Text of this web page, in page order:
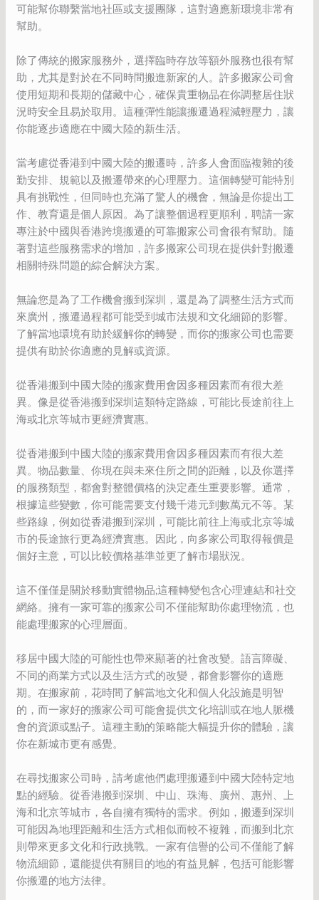
可能幫你聯繫當地社區或支援團隊，這對適應新環境非常有
幫助。
除了傳統的搬家服務外，選擇臨時存放等額外服務也很有幫
助，尤其是對於在不同時間搬進新家的人。許多搬家公司會
使用短期和長期的儲藏中心，確保貴重物品在你調整居住狀
況時安全且易於取用。這種彈性能讓搬遷過程減輕壓力，讓
你能逐步適應在中國大陸的新生活。
當考慮從香港到中國大陸的搬遷時，許多人會面臨複雜的後
勤安排、規範以及搬遷帶來的心理壓力。這個轉變可能特別
具有挑戰性，但同時也充滿了驚人的機會，無論是你提出工
作、教育還是個人原因。為了讓整個過程更順利，聘請一家
專注於中國與香港跨境搬遷的可靠搬家公司會很有幫助。隨
著對這些服務需求的增加，許多搬家公司現在提供針對搬遷
相關特殊問題的綜合解決方案。
無論您是為了工作機會搬到深圳，還是為了調整生活方式而
來廣州，搬遷過程都可能受到城市法規和文化細節的影響。
了解當地環境有助於緩解你的轉變，而你的搬家公司也需要
提供有助於你適應的見解或資源。
從香港搬到中國大陸的搬家費用會因多種因素而有很大差
異。像是從香港搬到深圳這類特定路線，可能比長途前往上
海或北京等城市更經濟實惠。
從香港搬到中國大陸的搬家費用會因多種因素而有很大差
異。物品數量、你現在與未來住所之間的距離，以及你選擇
的服務類型，都會對整體價格的決定產生重要影響。通常，
根據這些變數，你可能需要支付幾千港元到數萬元不等。某
些路線，例如從香港搬到深圳，可能比前往上海或北京等城
市的長途旅行更為經濟實惠。因此，向多家公司取得報價是
個好主意，可以比較價格基準並更了解市場狀況。
這不僅僅是關於移動實體物品;這種轉變包含心理連結和社交
網絡。擁有一家可靠的搬家公司不僅能幫助你處理物流，也
能處理搬家的心理層面。
移居中國大陸的可能性也帶來顯著的社會改變。語言障礙、
不同的商業方式以及生活方式的改變，都會影響你的適應
期。在搬家前，花時間了解當地文化和個人化設施是明智
的，而一家好的搬家公司可能會提供文化培訓或在地人脈機
會的資源或點子。這種主動的策略能大幅提升你的體驗，讓
你在新城市更有感覺。
在尋找搬家公司時，請考慮他們處理搬遷到中國大陸特定地
點的經驗。從香港搬到深圳、中山、珠海、廣州、惠州、上
海和北京等城市，各自擁有獨特的需求。例如，搬遷到深圳
可能因為地理距離和生活方式相似而較不複雜，而搬到北京
則帶來更多文化和行政挑戰。一家有信譽的公司不僅能了解
物流細節，還能提供有關目的地的有益見解，包括可能影響
你搬遷的地方法律。